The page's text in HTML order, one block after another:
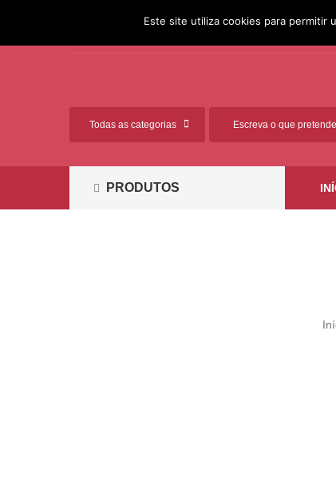
[351] 261 812 881 (Chamada
PRODUTOS
Este site utiliza cookies para permitir